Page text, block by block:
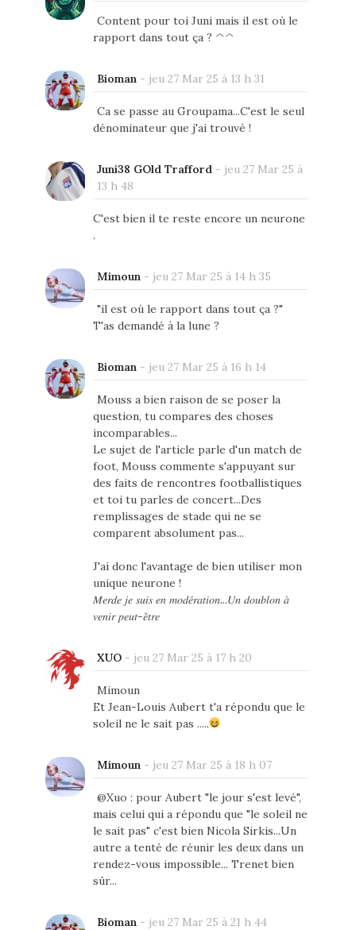
Content pour toi Juni mais il est où le
rapport dans tout ça ? ^^
Bioman - jeu 27 Mar 25 à 13 h 31
Ca se passe au Groupama...C'est le seul
dénominateur que j'ai trouvé !
Juni38 GOld Trafford - jeu 27 Mar 25 à
13 h 48
C'est bien il te reste encore un neurone
.
Mimoun - jeu 27 Mar 25 à 14 h 35
"il est où le rapport dans tout ça ?"
T'as demandé à la lune ?
Bioman - jeu 27 Mar 25 à 16 h 14
Mouss a bien raison de se poser la
question, tu compares des choses
incomparables...
Le sujet de l'article parle d'un match de
foot, Mouss commente s'appuyant sur
des faits de rencontres footballistiques
et toi tu parles de concert...Des
remplissages de stade qui ne se
comparent absolument pas...
J'ai donc l'avantage de bien utiliser mon
unique neurone !
𝑀𝑒𝑟𝑑𝑒 𝑗𝑒 𝑠𝑢𝑖𝑠 𝑒𝑛 𝑚𝑜𝑑𝑒́𝑟𝑎𝑡𝑖𝑜𝑛...𝑈𝑛 𝑑𝑜𝑢𝑏𝑙𝑜𝑛 𝑎̀
𝑣𝑒𝑛𝑖𝑟 𝑝𝑒𝑢𝑡-𝑒̂𝑡𝑟𝑒
XUO- jeu 27 Mar 25 à 17 h 20
Mimoun
Et Jean-Louis Aubert t'a répondu que le
soleil ne le sait pas .....
Mimoun - jeu 27 Mar 25 à 18 h 07
@Xuo : pour Aubert "le jour s'est levé",
mais celui qui a répondu que "le soleil ne
le sait pas" c'est bien Nicola Sirkis...Un
autre a tenté de réunir les deux dans un
rendez-vous impossible... Trenet bien
sûr...
Bioman - jeu 27 Mar 25 à 21 h 44